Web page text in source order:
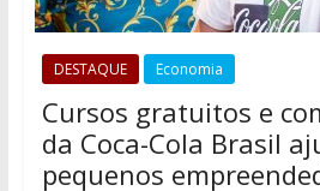
DESTAQUE Economia
Cursos gratuitos e
da Coca-Cola Brasil
pequenos